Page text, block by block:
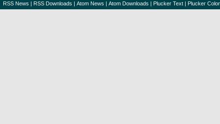
RSS News | RSS Downloads | Atom News | Atom Downloads | Plucker Text | Plucker Color